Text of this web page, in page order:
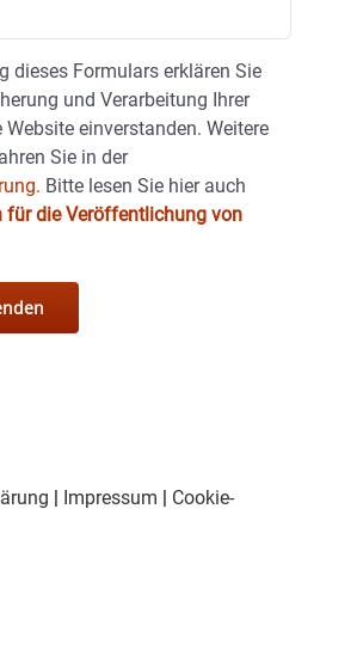
dieses Formulars erklären Sie
und Verarbeitung Ihrer
einverstanden. Weitere
Sie in der
Bitte lesen Sie hier auch
für die Veröffentlichung von
| Impressum | Cookie-